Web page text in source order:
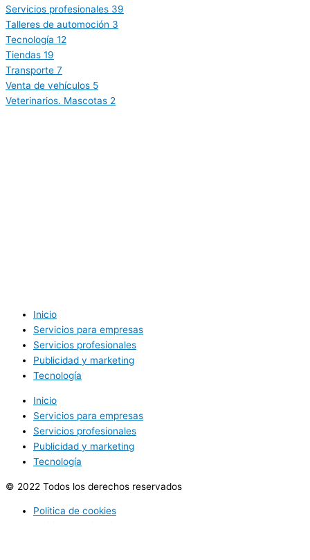
Servicios profesionales 39
Talleres de automoción 3
Tecnología 12
Tiendas 19
Transporte 7
Venta de vehículos 5
Veterinarios. Mascotas 2
Inicio
Servicios para empresas
Servicios profesionales
Publicidad y marketing
Tecnología
Inicio
Servicios para empresas
Servicios profesionales
Publicidad y marketing
Tecnología
© 2022 Todos los derechos reservados
Politica de cookies
Politica de privacidad